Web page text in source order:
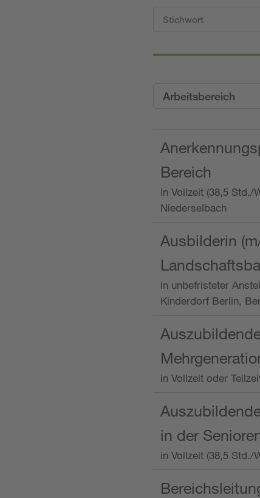
Arbeitsbereich
Bereich
in Vollzeit (38,5 Std./
Niederselbach
Ausbilderin
in unbefristeter
Kinderdorf Berlin,
in Vollzeit oder
in der
in Vollzeit (38,5 Std./